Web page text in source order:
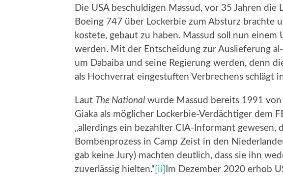
Die USA beschuldigen Massud, vor 35 Jahren die
Boeing 747 über Lockerbie zum Absturz brachte
kostete, gebaut zu haben. Massud soll nun
werden. Mit der Entscheidung zur Auslieferung
um Dabaiba und seine Regierung werden, denn
als Hochverrat eingestuften Verbrechens schlägt
Laut The National wurde Massud bereits 1991
Giaka als möglicher Lockerbie-Verdächtiger dem
„allerdings ein bezahlter CIA-Informant gewesen,
Bombenprozess in Camp Zeist in den
gab keine Jury) machten deutlich, dass sie ihn
zuverlässig hielten.“ [ii]
Im Dezember 2020 erhob